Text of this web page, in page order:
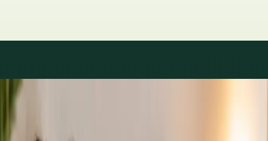
Áreas de especialidad
Consultas con especialistas